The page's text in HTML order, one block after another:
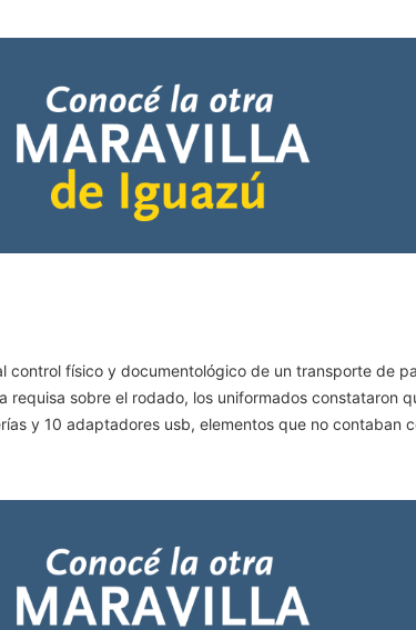
control físico y documentológico de un transporte de
requisa sobre el rodado, los uniformados
y 10 adaptadores usb, elementos que no contaban